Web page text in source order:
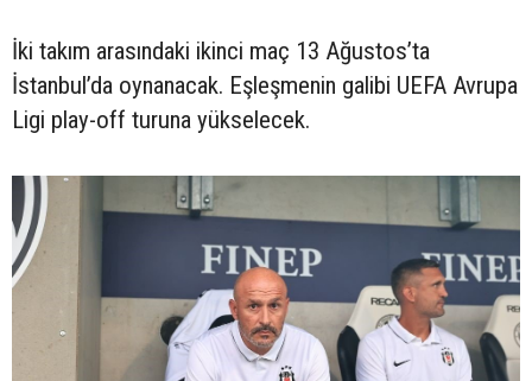
İki takım arasındaki ikinci maç 13 Ağustos’ta
İstanbul’da oynanacak. Eşleşmenin galibi UEFA Avrupa
Ligi play-off turuna yükselecek.